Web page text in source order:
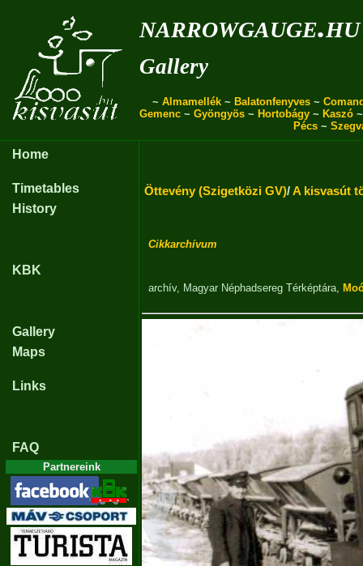
narrowgauge.hu
Gallery
~ Almamellék ~ Balatonfenyves ~
Gemenc ~ Gyöngyös ~ Hortobágy ~ Kaszó
Pécs ~
Home
Timetables
History
KBK
Gallery
Maps
Links
FAQ
Partnereink
Öttevény (Szigetközi GV)/A kisvasút
Cikkarchívum
archív, Magyar Néphadsereg Térképtára,